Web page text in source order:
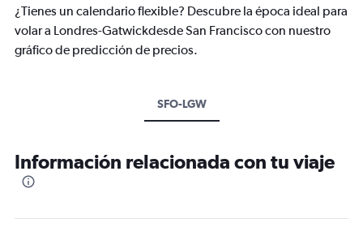
¿Tienes un calendario flexible? Descubre la época ideal para
volar a Londres-Gatwickdesde San Francisco con nuestro
gráfico de predicción de precios.
SFO-LGW
Información relacionada con tu viaje